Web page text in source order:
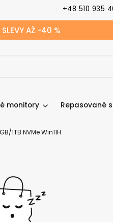
+48 510 935
AŽ -40 %
monitory Repasované
1TB NVMe Win11H